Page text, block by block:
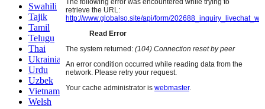
Swahili
Tajik
Tamil
Telugu
Thai
Ukrainian
Urdu
Uzbek
Vietnamese
Welsh